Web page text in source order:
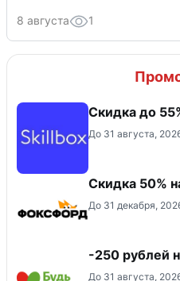
8 августа 1
Скидка до
До 31 августа,
Скидка 50%
До 31 декабря,
-250 рублей
До 31 августа,